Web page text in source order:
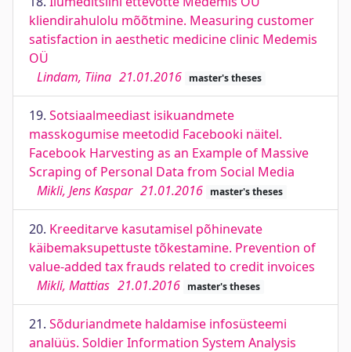
kliendirahulolu mõõtmine. Measuring customer
satisfaction in aesthetic medicine clinic Medemis
OÜ
Lindam, Tiina 21.01.2016 master's theses
19. Sotsiaalmeediast isikuandmete
masskogumise meetodid Facebooki näitel.
Facebook Harvesting as an Example of Massive
Scraping of Personal Data from Social Media
Mikli, Jens Kaspar 21.01.2016 master's theses
20. Kreeditarve kasutamisel põhinevate
käibemaksupettuste tõkestamine. Prevention of
value-added tax frauds related to credit invoices
Mikli, Mattias 21.01.2016 master's theses
21. Sõduriandmete haldamise infosüsteemi
analüüs. Soldier Information System Analysis